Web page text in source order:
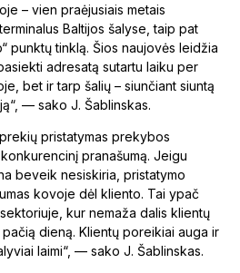
– vien praėjusiais metais
Baltijos šalyse, taip pat
punktų tinklą. Šios naujovės leidžia
adresatą sutartu laiku per
bet ir tarp šalių – siunčiant siuntą
— sako J. Šablinskas.
pristatymas prekybos
pranašumą. Jeigu
beveik nesiskiria, pristatymo
kovoje dėl kliento. Tai ypač
kur nemaža dalis klientų
dieną. Klientų poreikiai auga ir
laimi“, — sako J. Šablinskas.